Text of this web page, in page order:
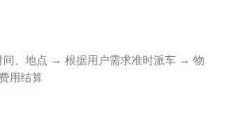
、地点 → 根据用户需求准时派车 → 物
用结算